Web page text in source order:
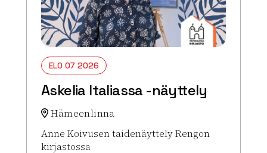
ELO 07 2026
Askelia Italiassa -näyttely
Hämeenlinna
Anne Koivusen taidenäyttely Rengon
kirjastossa